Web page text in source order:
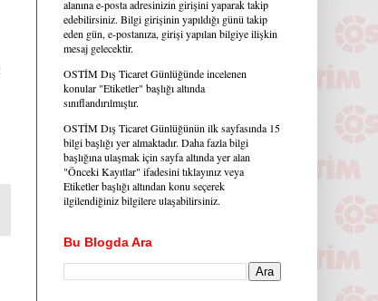
alanına e-posta adresinizin girişini yaparak takip
edebilirsiniz. Bilgi girişinin yapıldığı günü takip
eden gün, e-postanıza, girişi yapılan bilgiye ilişkin
mesaj gelecektir.
OSTİM Dış Ticaret Günlüğünde incelenen
konular "Etiketler" başlığı altında
sınıflandırılmıştır.
OSTİM Dış Ticaret Günlüğünün ilk sayfasında 15
bilgi başlığı yer almaktadır. Daha fazla bilgi
başlığına ulaşmak için sayfa altında yer alan
"Önceki Kayıtlar" ifadesini tıklayınız veya
Etiketler başlığı altından konu seçerek
ilgilendiğiniz bilgilere ulaşabilirsiniz.
Bu Blogda Ara